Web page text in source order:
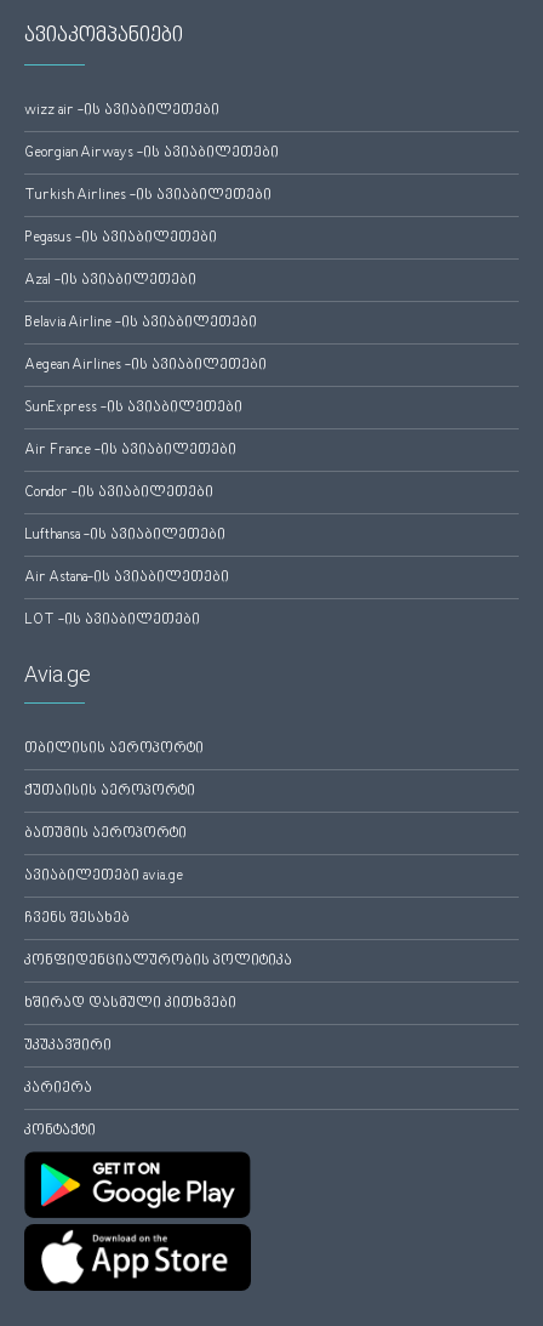
ავიაკომპანიები
wizz air -ის ავიაბილეთები
Georgian Airways -ის ავიაბილეთები
Turkish Airlines -ის ავიაბილეთები
Pegasus -ის ავიაბილეთები
Azal -ის ავიაბილეთები
Belavia Airline -ის ავიაბილეთები
Aegean Airlines -ის ავიაბილეთები
SunExpress -ის ავიაბილეთები
Air France -ის ავიაბილეთები
Condor -ის ავიაბილეთები
Lufthansa -ის ავიაბილეთები
Air Astana-ის ავიაბილეთები
LOT -ის ავიაბილეთები
Avia.ge
თბილისის აეროპორტი
ქუთაისის აეროპორტი
ბათუმის აეროპორტი
ავიაბილეთები avia.ge
ჩვენს შესახებ
კონფიდენციალურობის პოლიტიკა
ხშირად დასმული კითხვები
უკუკავშირი
კარიერა
კონტაქტი